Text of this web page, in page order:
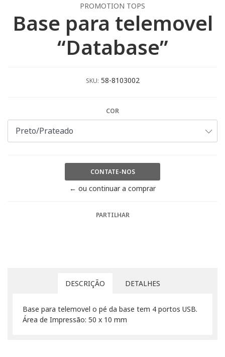
PROMOTION TOPS
Base para telemovel
“Database”
SKU: 58-8103002
COR
CONTATE-NOS
← ou continuar a comprar
PARTILHAR
DESCRIÇÃO DETALHES
Base para telemovel o pé da base tem 4 portos USB.
Área de Impressão: 50 x 10 mm